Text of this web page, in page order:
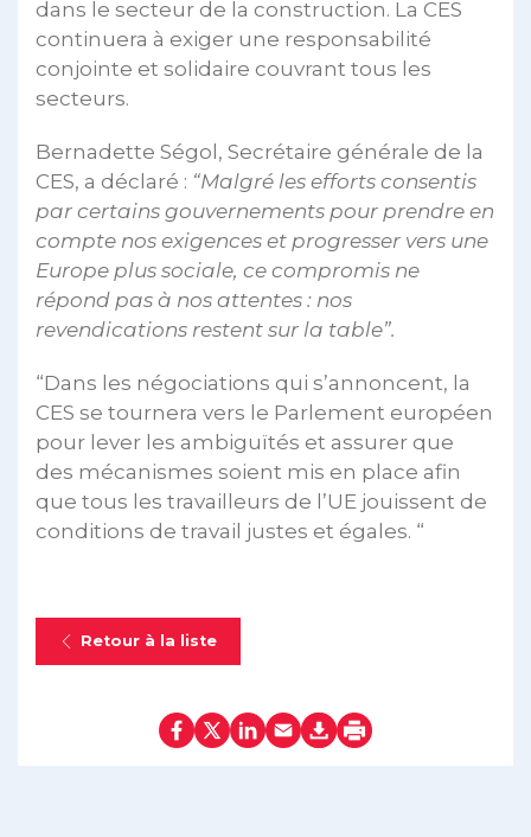
dans le secteur de la construction. La CES
continuera à exiger une responsabilité
conjointe et solidaire couvrant tous les
secteurs.
Bernadette Ségol, Secrétaire générale de la
CES, a déclaré : “Malgré les efforts consentis
par certains gouvernements pour prendre en
compte nos exigences et progresser vers une
Europe plus sociale, ce compromis ne
répond pas à nos attentes : nos
revendications restent sur la table”.
“Dans les négociations qui s’annoncent, la
CES se tournera vers le Parlement européen
pour lever les ambiguïtés et assurer que
des mécanismes soient mis en place afin
que tous les travailleurs de l’UE jouissent de
conditions de travail justes et égales. “
Retour à la liste